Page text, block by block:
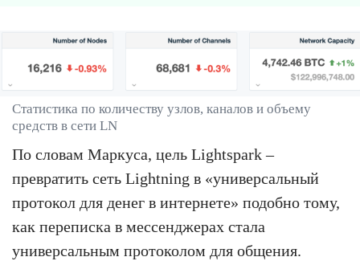
Статистика по количеству узлов, каналов и объему
средств в сети LN
По словам Маркуса, цель Lightspark –
превратить сеть Lightning в «универсальный
протокол для денег в интернете» подобно тому,
как переписка в мессенджерах стала
универсальным протоколом для общения.